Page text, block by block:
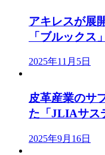
アキレスが展
「ブルックス
2025年11月5日
皮革産業のサ
た「JLIAサス
2025年9月16日